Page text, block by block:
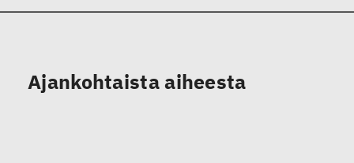
Ajankohtaista aiheesta